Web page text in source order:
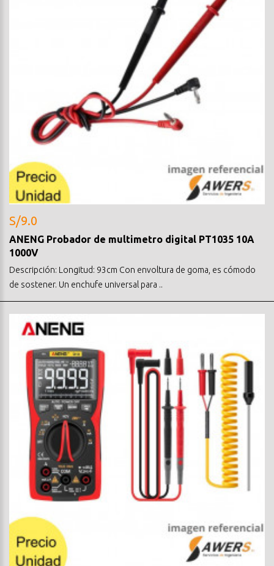
S/9.0
ANENG Probador de multimetro digital PT1035 10A
1000V
Descripción: Longitud: 93cm Con envoltura de goma, es cómodo
de sostener. Un enchufe universal para ..